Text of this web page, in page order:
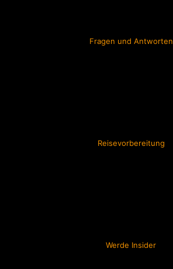
Fragen und Antworten
Reisevorbereitung
Werde Insider